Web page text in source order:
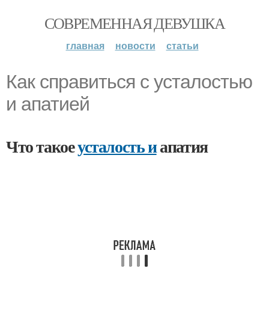
СОВРЕМЕННАЯ ДЕВУШКА
главная новости статьи
Как справиться с усталостью
и апатией
Что такоеусталость иапатия